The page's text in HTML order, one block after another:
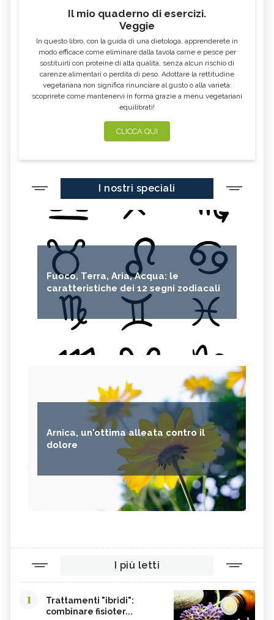
Il mio quaderno di esercizi.
Veggie
In questo libro, con la guida di una dietologa, apprenderete in
modo efficace come eliminare dalla tavola carne e pesce per
sostituirli con proteine di alta qualità, senza alcun rischio di
carenze alimentari o perdita di peso. Adottare la rettitudine
vegetariana non significa rinunciare al gusto o alla varietà:
scoprirete come mantenervi in forma grazie a menu vegetariani
equilibrati!
CLICCA QUI
I nostri speciali
Fuoco, Terra, Aria, Acqua: le
caratteristiche dei 12 segni zodiacali
Arnica, un'ottima alleata contro il
dolore
I più letti
1
Trattamenti "ibridi":
combinare fisioter...